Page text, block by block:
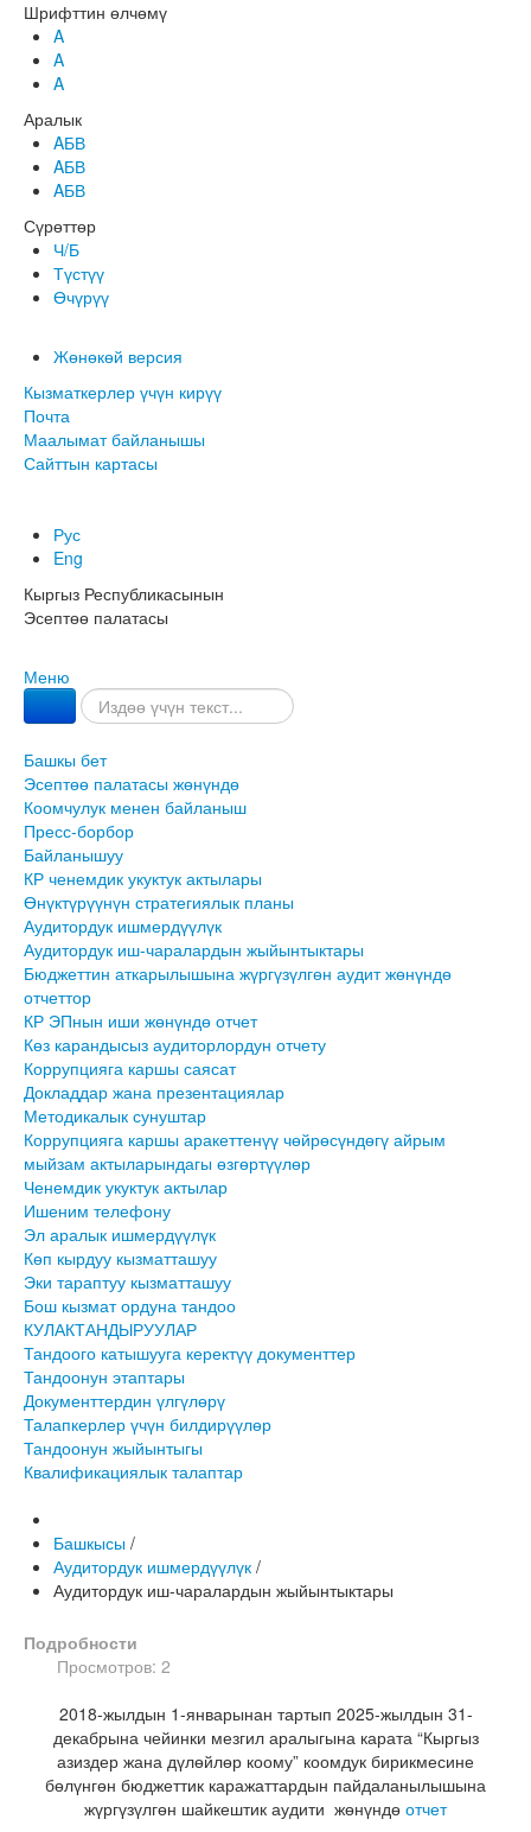
Шрифттин өлчөмү
A
A
A
Аралык
AБВ
AБВ
AБВ
Сүрөттөр
Ч/Б
Түстүү
Өчүрүү
Жөнөкөй версия
Кызматкерлер үчүн кирүү
Почта
Маалымат байланышы
Сайттын картасы
Рус
Eng
Кыргыз Республикасынын
Эсептөө палатасы
Меню
Башкы бет
Эсептөө палатасы жөнүндө
Коомчулук менен байланыш
Пресс-борбор
Байланышуу
КР ченемдик укуктук актылары
Өнүктүрүүнүн стратегиялык планы
Аудитордук ишмердүүлүк
Аудитордук иш-чаралардын жыйынтыктары
Бюджеттин аткарылышына жүргүзүлгөн аудит жөнүндө
отчеттор
КР ЭПнын иши жөнүндө отчет
Көз карандысыз аудиторлордун отчету
Коррупцияга каршы саясат
Докладдар жана презентациялар
Методикалык сунуштар
Коррупцияга каршы аракеттенүү чөйрөсүндөгү айрым
мыйзам актыларындагы өзгөртүүлөр
Ченемдик укуктук актылар
Ишеним телефону
Эл аралык ишмердүүлүк
Көп кырдуу кызматташуу
Эки тараптуу кызматташуу
Бош кызмат ордуна тандоо
КУЛАКТАНДЫРУУЛАР
Тандоого катышууга керектүү документтер
Тандоонун этаптары
Документтердин үлгүлөрү
Талапкерлер үчүн билдирүүлөр
Тандоонун жыйынтыгы
Квалификациялык талаптар
Башкысы /
Аудитордук ишмердүүлүк /
Аудитордук иш-чаралардын жыйынтыктары
Подробности
Просмотров: 2
2018-жылдын 1-январынан тартып 2025-жылдын 31-
декабрына чейинки мезгил аралыгына карата “Кыргыз
азиздер жана дүлөйлөр коому” коомдук бирикмесине
бөлүнгөн бюджеттик каражаттардын пайдаланылышына
жүргүзүлгөн шайкештик аудити жөнүндө отчет